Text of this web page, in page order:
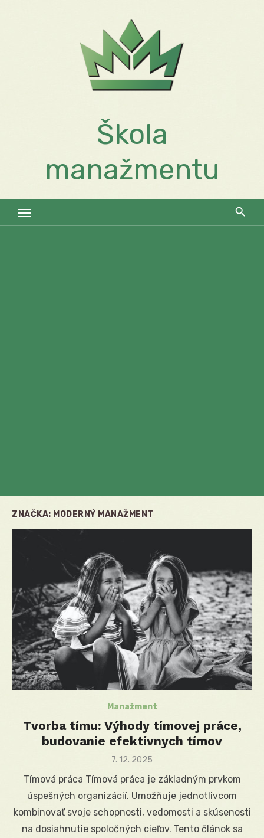
Škola
manažmentu
ZNAČKA: MODERNÝ MANAŽMENT
Manažment
Tvorba tímu: Výhody tímovej práce,
budovanie efektívnych tímov
Posted
7. 12. 2025
Tímová práca Tímová práca je základným prvkom
úspešných organizácií. Umožňuje jednotlivcom
kombinovať svoje schopnosti, vedomosti a skúsenosti
na dosiahnutie spoločných cieľov. Tento článok sa